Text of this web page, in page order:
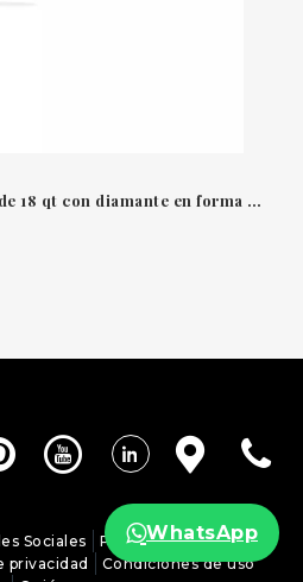
Colgante de oro blanco de 18 qt con diamante en forma de corazón talla brillante Recarlo
Sociales
Política de Cookies
privacidad
Condiciones de uso
WhatsApp